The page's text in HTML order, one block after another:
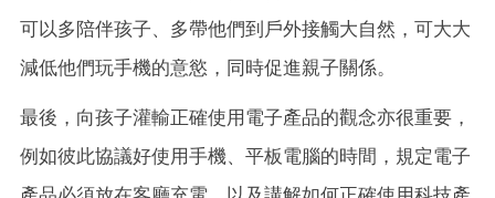
可以多陪伴孩子、多帶他們到戶外接觸大自然，可大大
減低他們玩手機的意慾，同時促進親子關係。
最後，向孩子灌輸正確使用電子產品的觀念亦很重要，
例如彼此協議好使用手機、平板電腦的時間，規定電子